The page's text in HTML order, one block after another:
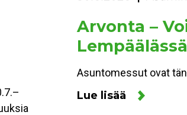
Arvonta –
Asuntomessut ovat
Lue lisää